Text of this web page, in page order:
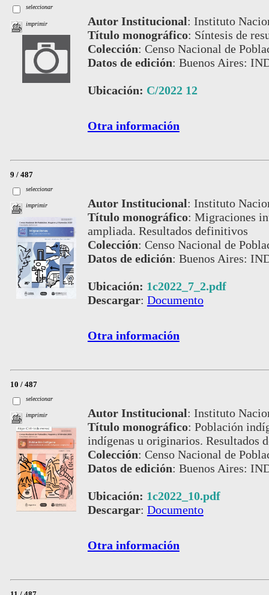
seleccionar
imprimir Autor Institucional: Instituto
Título monográfico: Síntesis de
Colección: Censo Nacional de
Datos de edición: Buenos Aires:
Ubicación: C/2022 12
Otra información
9 / 487
seleccionar
imprimir Autor Institucional: Instituto
Título monográfico: Migraciones
ampliada. Resultados definitivos
Colección: Censo Nacional de
Datos de edición: Buenos Aires:
Ubicación: 1c2022_7_2.pdf
Descargar: Documento
Otra información
10 / 487
seleccionar
imprimir Autor Institucional: Instituto
Título monográfico: Población
indígenas u originarios. Resultados
Colección: Censo Nacional de
Datos de edición: Buenos Aires:
Ubicación: 1c2022_10.pdf
Descargar: Documento
Otra información